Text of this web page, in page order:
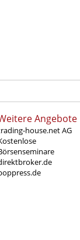
Angebote
house.net AG